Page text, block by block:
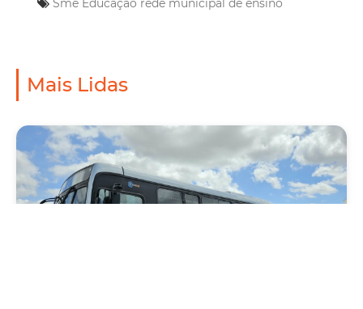
Sme Educação rede municipal de ensino
Mais Lidas